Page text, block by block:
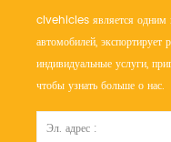
clvehicles является одним
автомобилей, экспортирует
индивидуальные услуги,
чтобы узнать больше о нас.